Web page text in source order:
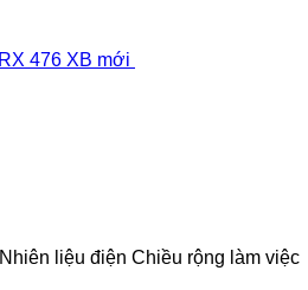
Nhiên liệu điện Chiều rộng làm việc